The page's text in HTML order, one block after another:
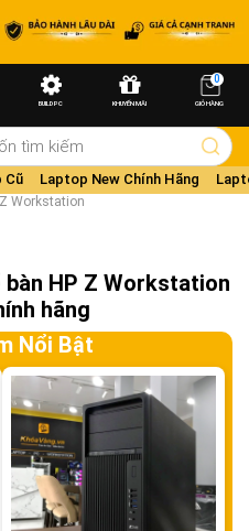
BUILD PC KHUYẾN MÃI
0
GIỎ HÀNG
Cũ Laptop New Chính Hãng
Z Workstation
HP Z Workstation
hãng
Nổi Bật